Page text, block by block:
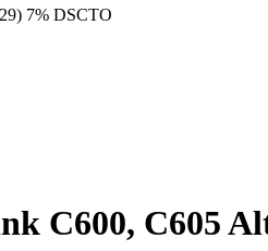
7% DSCTO
C600, C605